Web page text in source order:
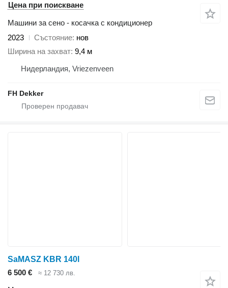
Цена при поискване
Машини за сено - косачка с кондиционер
2023
Състояние нов
Ширина на захват 9,4 м
Нидерландия, Vriezenveen
FH Dekker
SaMASZ KBR 140l
6 500 €
≈ 12 730 лв.